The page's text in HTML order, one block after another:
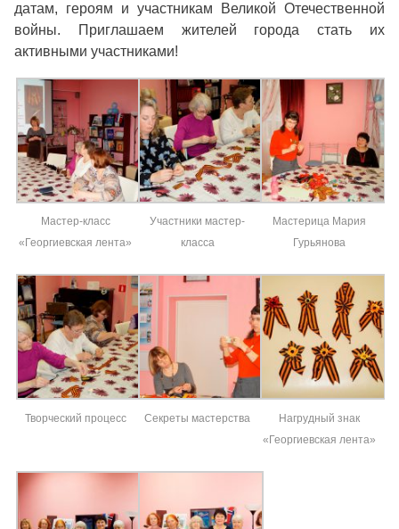
датам, героям и участникам Великой Отечественной
войны. Приглашаем жителей города стать их
активными участниками!
Мастер-класс
«Георгиевская лента»
Участники мастер-
класса
Мастерица Мария
Гурьянова
Творческий процесс Секреты мастерства
Нагрудный знак
«Георгиевская лента»